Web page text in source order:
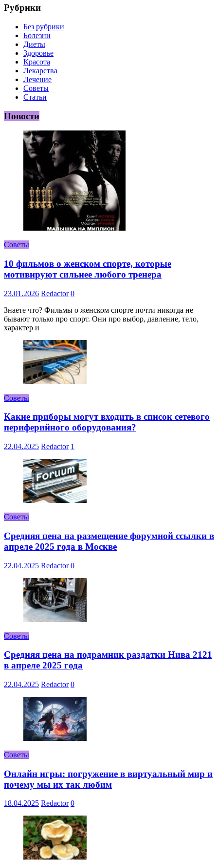
Рубрики
Без рубрики
Болезни
Диеты
Здоровье
Красота
Лекарства
Лечение
Советы
Статьи
Новости
Советы
10 фильмов о женском спорте, которые
мотивируют сильнее любого тренера
23.01.2026 Redactor 0
Знаете что? Фильмы о женском спорте почти никогда не
бывают только про спорт. Они про выбор, давление, тело,
характер и
Советы
Какие приборы могут входить в список сетевого
периферийного оборудования?
22.04.2025 Redactor 1
Советы
Средняя цена на размещение форумной ссылки в
апреле 2025 года в Москве
22.04.2025 Redactor 0
Советы
Средняя цена на подрамник раздатки Нива 2121
в апреле 2025 года
22.04.2025 Redactor 0
Советы
Онлайн игры: погружение в виртуальный мир и
почему мы их так любим
18.04.2025 Redactor 0